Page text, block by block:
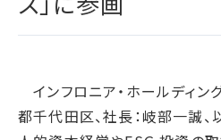
B.LEAGUE応援サイト
キャレたんと探究学習
統合報告書
IR資料室
株主・株式情報
イニシアチブへの賛同・
加盟/評価・認定
環境マネジメント
気候変動
情報セキュリティ方針
プライバシーポリシー
SNSポリシー
JP / EN
用語集
インフロニア・ホールディン
都千代田区、社長：岐部一誠、